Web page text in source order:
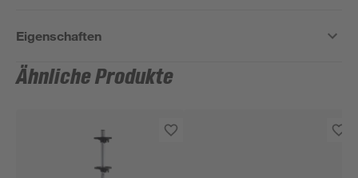
Eigenschaften
Ähnliche Produkte